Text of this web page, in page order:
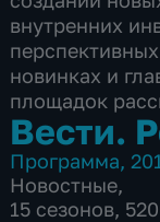
внутренних
новинках и
площадок
Вести.
Программа,
Новостные,
15 сезонов,